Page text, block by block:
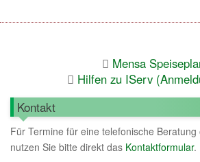
Mensa
Hilfen zu IServ
Kontakt
Für Termine für eine telefonische
nutzen Sie bitte direkt das Kontaktformular.